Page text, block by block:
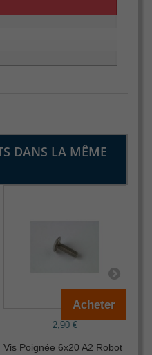
DANS LA MÊME
2,90 €
Acheter
Vis Poignée 6x20 A2 Robot